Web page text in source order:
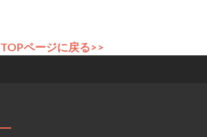
TOPページに戻る>>